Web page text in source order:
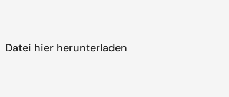
Datei hier herunterladen